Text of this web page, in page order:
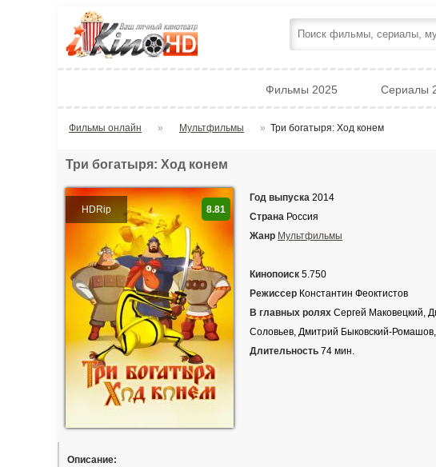
Фильмы 2025 Сериалы
Фильмы онлайн » Мультфильмы » Три богатыря: Ход конем
Три богатыря: Ход конем
HDRip
Год выпуска 2014
Страна Россия
Жанр Мультфильмы
Кинопоиск 5.750
Режиссер Константин Феоктистов
В главных ролях Сергей Маковецкий,
Соловьев, Дмитрий Быковский-
Длительность 74 мин.
8.81
Описание: